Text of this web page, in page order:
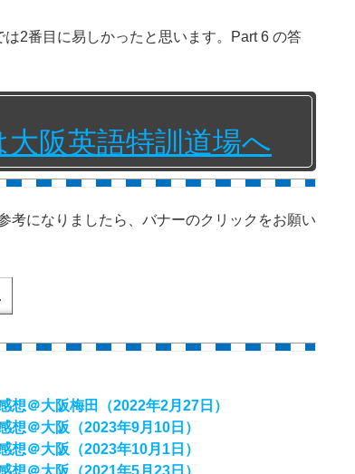
2番目に易しかったと思います。Part 6 の答
阪英語特訓道場へ
考になりましたら、バナーのクリックをお願い
＠大阪梅田（2022年2月27日）
＠大阪（2023年9月10日）
＠大阪（2023年10月1日）